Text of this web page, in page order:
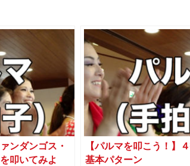
ンダンゴス・
叩いてみよ
【パルマを叩こう！】
基本パターン